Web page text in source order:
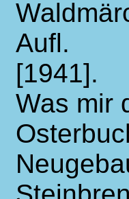
Aufl.
[1941].
Was mir